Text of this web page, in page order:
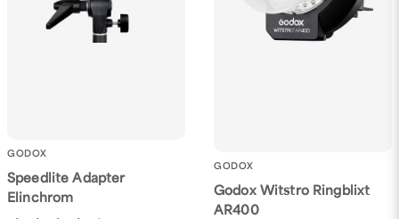
GODOX
Speedlite Adapter
Elinchrom
GODOX
Godox Witstro Ringblixt
AR400